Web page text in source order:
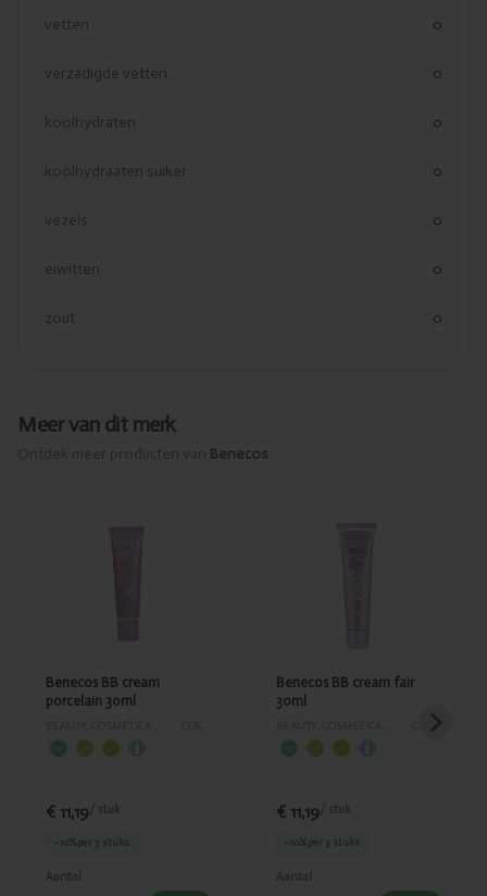
vetten 0
verzadigde vetten 0
koolhydraten 0
koolhydraaten suiker 0
vezels 0
eiwitten 0
zout 0
Meer van dit merk
Ontdek meer producten van Benecos
Toegevoegd
Benecos BB cream
porcelain 30ml
€ 11,19/ stuk
-10%per 3 stuks
Aantal
Benecos BB cream fair
30ml
COSMETICA
€ 11,19/ stuk
-10%per 3 stuks
Aantal